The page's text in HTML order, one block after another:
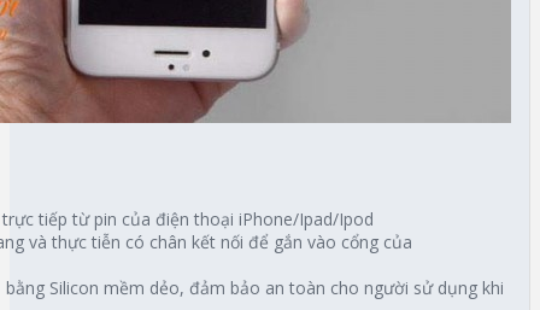
tiếp từ pin của điện thoại iPhone/Ipad/Ipod
và thực tiễn có chân kết nối để gắn vào cổng của
Silicon mềm dẻo, đảm bảo an toàn cho người sử dụng khi